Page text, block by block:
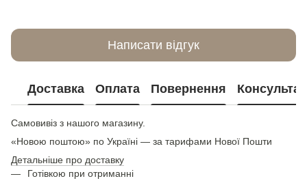
Написати відгук
Доставка Оплата Повернення
Самовивіз з нашого магазину.
«Новою поштою» по Україні — за тарифами Нової Пошти
Детальніше про доставку
Готівкою при отриманні